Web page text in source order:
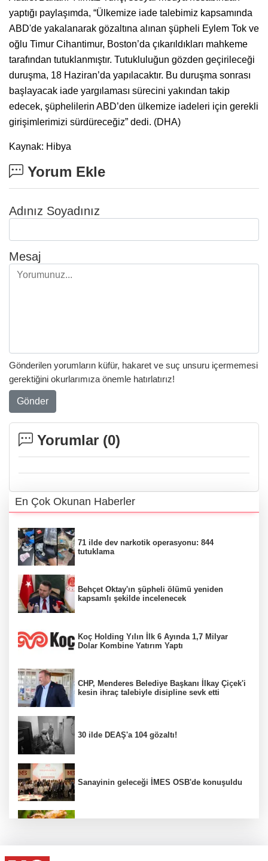
yaptığı paylaşımda, “Ülkemize iade talebimiz kapsamında
ABD'de yakalanarak gözaltına alınan şüpheli Eylem Tok ve
oğlu Timur Cihantimur, Boston’da çıkarıldıkları mahkeme
tarafından tutuklanmıştır. Tutukluluğun gözden geçirileceği
duruşma, 18 Haziran’da yapılacaktır. Bu duruşma sonrası
başlayacak iade yargılaması sürecini yakından takip
edecek, şüphelilerin ABD’den ülkemize iadeleri için gerekli
girişimlerimizi sürdüreceğiz” dedi. (DHA)
Kaynak: Hibya
Yorum Ekle
Adınız Soyadınız
Mesaj
Gönderilen yorumların küfür, hakaret ve suç unsuru içermemesi
gerektiğini okurlarımıza önemle hatırlatırız!
Gönder
Yorumlar (0)
En Çok Okunan Haberler
71 ilde dev narkotik operasyonu: 844
tutuklama
Behçet Oktay'ın şüpheli ölümü yeniden
kapsamlı şekilde incelenecek
Koç Holding Yılın İlk 6 Ayında 1,7 Milyar
Dolar Kombine Yatırım Yaptı
CHP, Menderes Belediye Başkanı İlkay Çiçek'i
kesin ihraç talebiyle disipline sevk etti
30 ilde DEAŞ'a 104 gözaltı!
Sanayinin geleceği İMES OSB'de konuşuldu